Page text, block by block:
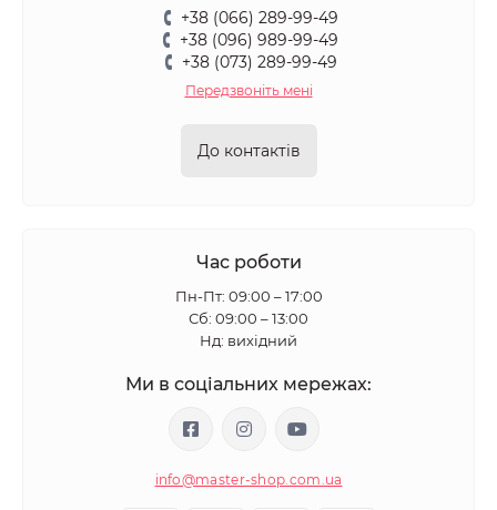
+38 (066) 289-99-49
+38 (096) 989-99-49
+38 (073) 289-99-49
Передзвоніть мені
До контактів
Час роботи
Пн-Пт: 09:00 – 17:00
Сб: 09:00 – 13:00
Нд: вихідний
Ми в соціальних мережах:
info@master-shop.com.ua